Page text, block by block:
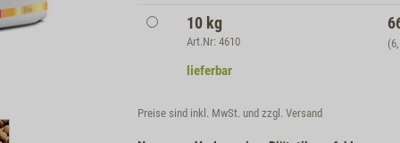
10 kg
Art.Nr: 4610
lieferbar
Preise sind inkl. MwSt. und zzgl. Versand